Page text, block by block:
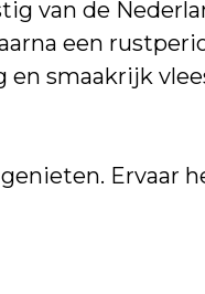
van de
een
smaakrijk
Ervaar